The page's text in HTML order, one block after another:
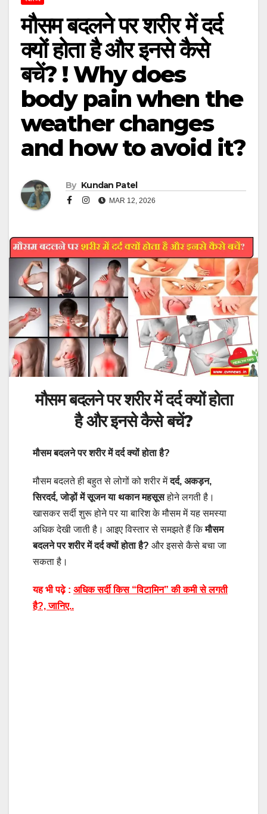
मौसम बदलने पर शरीर में दर्द
क्यों होता है और इनसे कैसे
बचें? ! Why does
body pain when the
weather changes
and how to avoid it?
By Kundan Patel
MAR 12, 2026
मौसम बदलने पर शरीर में दर्द क्यों होता
है और इनसे कैसे बचें?
मौसम बदलने पर शरीर में दर्द क्यों होता है?
मौसम बदलते ही बहुत से लोगों को शरीर मेंदर्द, अकड़न,
सिरदर्द, जोड़ों में सूजन या थकान महसूसहोने लगती है।
खासकर सर्दी शुरू होने पर या बारिश के मौसम में यह समस्या
अधिक देखी जाती है। आइए विस्तार से समझते हैं किमौसम
बदलने पर शरीर में दर्द क्यों होता है? और इससे कैसे बचा जा
सकता है।
यह भी पढ़े : अधिक सर्दी किस “विटामिन” की कमी से लगती
है?, जानिए..